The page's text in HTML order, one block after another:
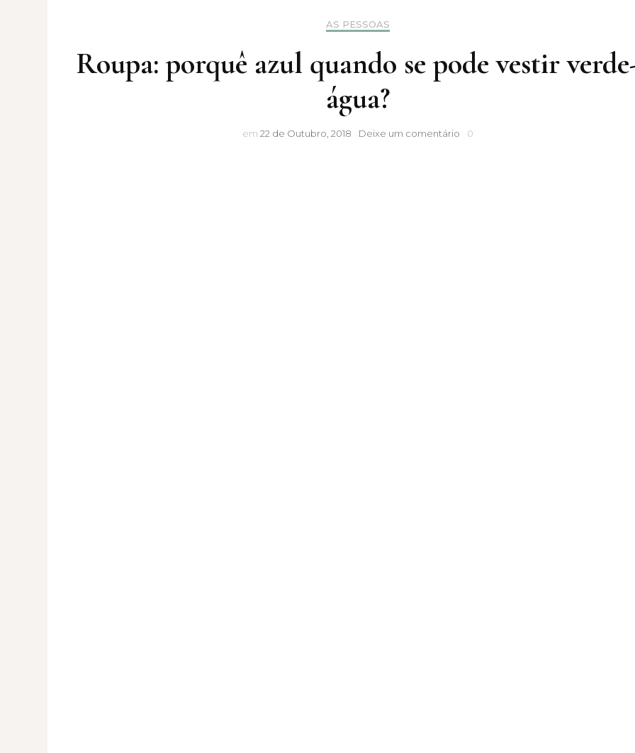
AS PESSOAS
Roupa: porquê azul quando se pode vestir
água?
em 22 de Outubro, 2018 Deixe um comentárioRoupa:
0